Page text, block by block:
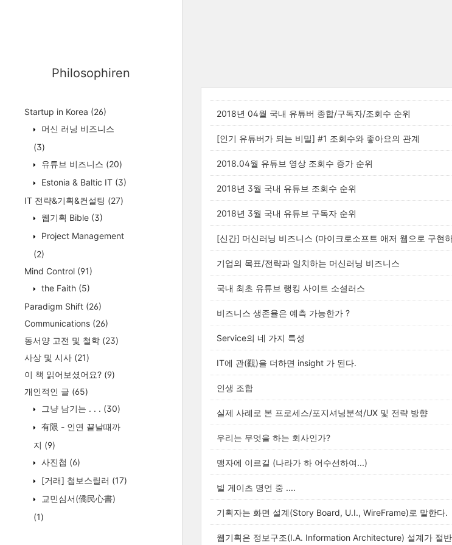
Philosophiren
Startup in Korea (26)
머신 러닝 비즈니스
(3)
유튜브 비즈니스 (20)
Estonia & Baltic IT (3)
IT 전략&기획&컨설팅 (27)
웹기획 Bible (3)
Project Management
(2)
Mind Control (91)
the Faith (5)
Paradigm Shift (26)
Communications (26)
동서양 고전 및 철학 (23)
사상 및 시사 (21)
이 책 읽어보셨어요? (9)
개인적인 글 (65)
그냥 남기는 . . . (30)
有限 - 인연 끝날때까
지 (9)
사진첩 (6)
[거래] 첩보스릴러 (17)
교민심서(僑民心書)
(1)
2018년 04월 국내 유튜버 종합/구독자/조회수 순위
[인기 유튜버가 되는 비밀] #1 조회수와 좋아요의 관계
2018.04월 유튜브 영상 조회수 증가 순위
2018년 3월 국내 유튜브 조회수 순위
2018년 3월 국내 유튜브 구독자 순위
[신간] 머신러닝 비즈니스 (마이크로소프트 애저 웹으로 구현
기업의 목표/전략과 일치하는 머신러닝 비즈니스
국내 최초 유튜브 랭킹 사이트 소셜러스
비즈니스 생존율은 예측 가능한가 ?
Service의 네 가지 특성
IT에 관(觀)을 더하면 insight 가 된다.
인생 조합
실제 사례로 본 프로세스/포지셔닝분석/UX 및 전략 방향
우리는 무엇을 하는 회사인가?
맹자에 이르길 (나라가 하 어수선하여...)
빌 게이츠 명언 중 ....
기획자는 화면 설계(Story Board, U.I., WireFrame)로 말한다.
웹기획은 정보구조(I.A. Information Architecture) 설계가 절